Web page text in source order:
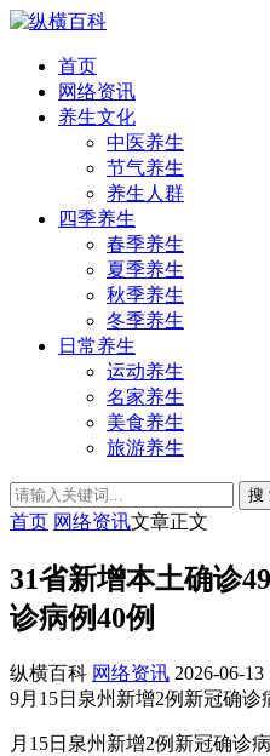
首页
网络资讯
养生文化
中医养生
节气养生
养生人群
四季养生
春季养生
夏季养生
秋季养生
冬季养生
日常养生
运动养生
名家养生
美食养生
旅游养生
搜
首页 网络资讯文章正文
31省新增本土确诊
诊病例40例
纵横百科 网络资讯 2026-06-13
9月15日泉州新增2例新冠确
月15日泉州新增2例新冠确诊